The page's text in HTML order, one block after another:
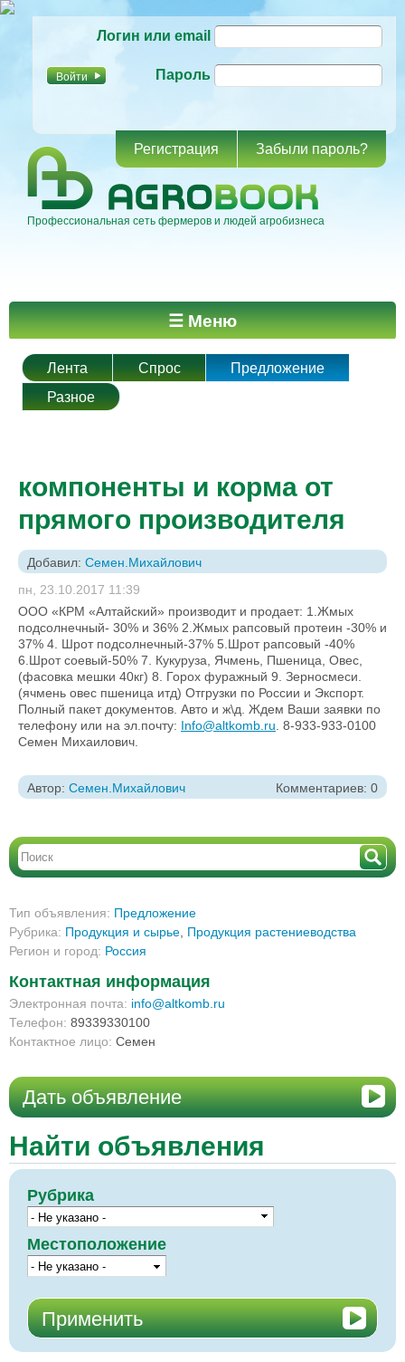
основному
Логин или email
Пароль
Регистрация Забыли пароль?
Профессиональная сеть фермеров и людей агробизнеса
Главное меню ☰ Меню
Лента Спрос
Предложение
Разное
компоненты и корма от
прямого производителя
Добавил: Семен.Михайлович
пн, 23.10.2017 11:39
ООО «КРМ «Алтайский» производит и продает: 1.Жмых
подсолнечный- 30% и 36% 2.Жмых рапсовый протеин -30% и
37% 4. Шрот подсолнечный-37% 5.Шрот рапсовый -40%
6.Шрот соевый-50% 7. Кукуруза, Ячмень, Пшеница, Овес,
(фасовка мешки 40кг) 8. Горох фуражный 9. Зерносмеси.
(ячмень овес пшеница итд) Отгрузки по России и Экспорт.
Полный пакет документов. Авто и ж\д. Ждем Ваши заявки по
телефону или на эл.почту: Info@altkomb.ru . 8-933-933-0100
Семен Михаилович.
Автор: Семен.Михайлович Комментариев: 0
Тип объявления: Предложение
Рубрика: Продукция и сырье Продукция растениеводства
Регион и город: Россия
Контактная информация
Электронная почта: info@altkomb.ru
Телефон: 89339330100
Контактное лицо: Семен
Дать объявление
Найти объявления
Рубрика
Местоположение